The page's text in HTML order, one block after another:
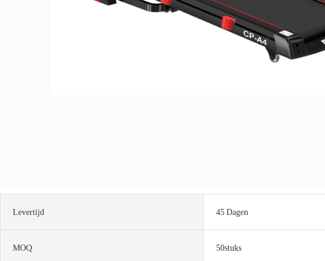
Levertijd 45 Dagen
MOQ 50stuks